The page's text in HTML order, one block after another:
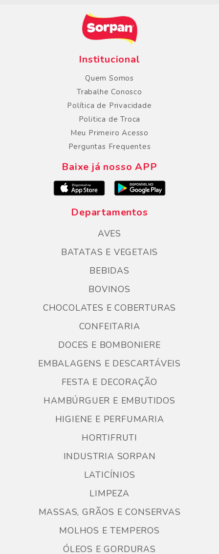
Institucional
Quem Somos
Trabalhe Conosco
Política de Privacidade
Politica de Troca
Meu Primeiro Acesso
Perguntas Frequentes
Baixe já nosso APP
Departamentos
AVES
BATATAS E VEGETAIS
BEBIDAS
BOVINOS
CHOCOLATES E COBERTURAS
CONFEITARIA
DOCES E BOMBONIERE
EMBALAGENS E DESCARTÁVEIS
FESTA E DECORAÇÃO
HAMBÚRGUER E EMBUTIDOS
HIGIENE E PERFUMARIA
HORTIFRUTI
INDUSTRIA SORPAN
LATICÍNIOS
LIMPEZA
MASSAS, GRÃOS E CONSERVAS
MOLHOS E TEMPEROS
ÓLEOS E GORDURAS